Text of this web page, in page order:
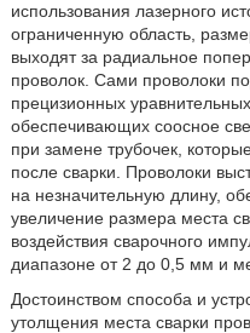
использования лазерного
ограниченную область,
выходят за радиальное
проволок. Сами проволоки
прецизионных
обеспечивающих соосное
при замене трубочек,
после сварки. Проволоки
на незначительную длину,
увеличение размера места
воздействия сварочного
диапазоне от 2 до 0,5 мм и
Достоинством способа и
утолщения места сварки